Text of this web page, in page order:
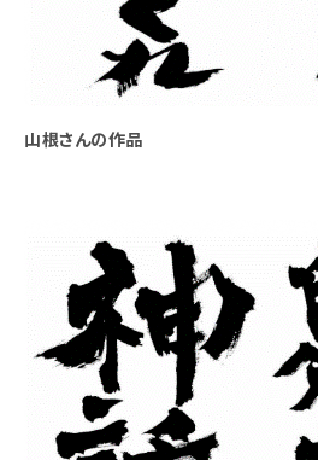
山根さんの作品